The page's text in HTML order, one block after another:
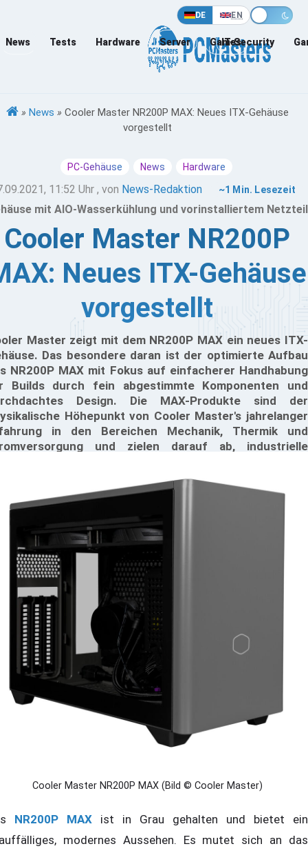
DE EN
News Tests Hardware Server Games
IT-Security
» News » Cooler Master NR200P MAX: Neues ITX-Gehäuse
vorgestellt
PC-Gehäuse News Hardware
11:52 Uhr , von News-Redaktion ~1 Min. Lesezeit
mit AIO-Wasserkühlung und vorinstalliertem Netzteil
Cooler Master NR200P
Neues ITX-Gehäuse
vorgestellt
Master zeigt mit dem NR200P MAX ein neues ITX-
Das besondere daran ist der optimierte Aufbau
NR200P MAX mit Fokus auf einfacherer Handhabung
Builds durch fein abgestimmte Komponenten und
Design. Die MAX-Produkte sind der
Höhepunkt von Cooler Master's jahrelanger
in den Bereichen Mechanik, Thermik und
und zielen darauf ab, industrielle
zu perfektionieren.
Cooler Master NR200P MAX (Bild © Cooler Master)
NR200P MAX ist in Grau gehalten und bietet ein
modernes Aussehen. Es mutet sich an das